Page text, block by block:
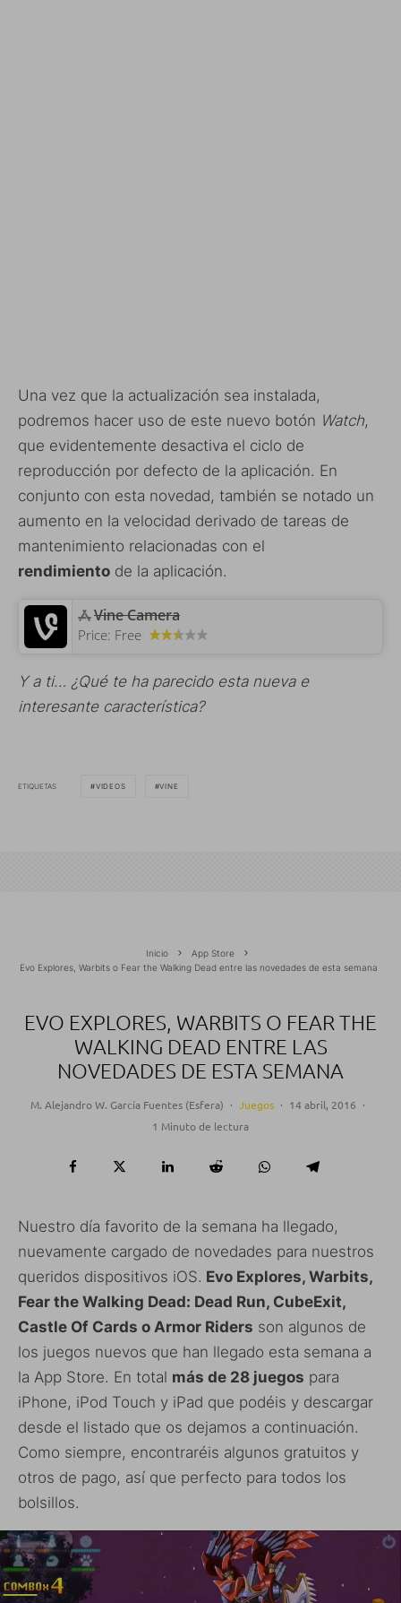
Una vez que la actualización sea instalada,
podremos hacer uso de este nuevo botón Watch,
que evidentemente desactiva el ciclo de
reproducción por defecto de la aplicación. En
conjunto con esta novedad, también se notado un
aumento en la velocidad derivado de tareas de
mantenimiento relacionadas con el
rendimiento de la aplicación.
Vine Camera
Price: Free
Y a ti… ¿Qué te ha parecido esta nueva e
interesante característica?
ETIQUETAS VIDEOS VINE
Inicio
App Store
Evo Explores, Warbits o Fear the Walking Dead entre las novedades de esta semana
EVO EXPLORES, WARBITS O FEAR THE
WALKING DEAD ENTRE LAS
NOVEDADES DE ESTA SEMANA
M. Alejandro W. García Fuentes (Esfera) · Juegos · 14 abril, 2016 ·
1 Minuto de lectura
Nuestro día favorito de la semana ha llegado,
nuevamente cargado de novedades para nuestros
queridos dispositivos iOS. Evo Explores, Warbits,
Fear the Walking Dead: Dead Run, CubeExit,
Castle Of Cards o Armor Riders son algunos de
los juegos nuevos que han llegado esta semana a
la App Store. En total más de 28 juegos para
iPhone, iPod Touch y iPad que podéis y descargar
desde el listado que os dejamos a continuación.
Como siempre, encontraréis algunos gratuitos y
otros de pago, así que perfecto para todos los
bolsillos.